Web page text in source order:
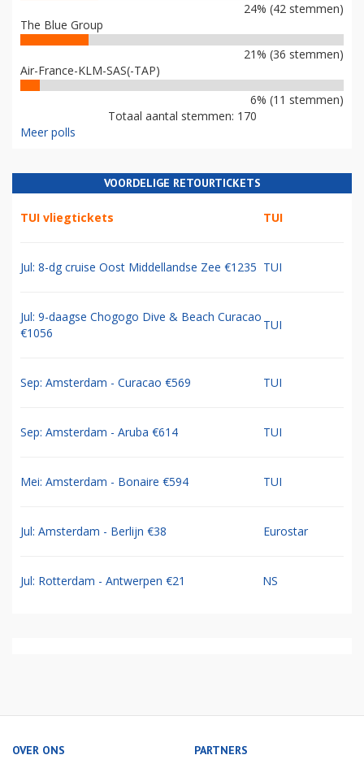
24% (42 stemmen)
The Blue Group
21% (36 stemmen)
Air-France-KLM-SAS(-TAP)
6% (11 stemmen)
Totaal aantal stemmen: 170
Meer polls
VOORDELIGE RETOURTICKETS
TUI vliegtickets TUI
Jul: 8-dg cruise Oost Middellandse Zee €1235 TUI
Jul: 9-daagse Chogogo Dive & Beach Curacao
€1056
TUI
Sep: Amsterdam - Curacao €569 TUI
Sep: Amsterdam - Aruba €614 TUI
Mei: Amsterdam - Bonaire €594 TUI
Jul: Amsterdam - Berlijn €38 Eurostar
Jul: Rotterdam - Antwerpen €21 NS
OVER ONS PARTNERS